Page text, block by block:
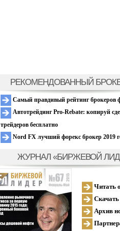
РЕКОМЕНДОВАННЫЙ
Самый правдивый рейтинг брокеров
Автотрейдинг Pro-Rebate: копируй
трейдеров бесплатно
Nord FX лучший форекс брокер 2019
ЖУРНАЛ «БИРЖЕВОЙ
Читать
Архив